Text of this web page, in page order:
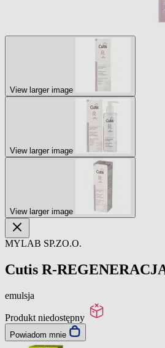
View larger image
View larger image
View larger image
MYLAB SP.ZO.O.
Cutis R-
emulsja
Produkt niedostępny
Powiadom mnie